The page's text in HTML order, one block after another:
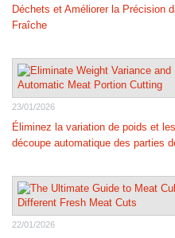
Déchets et Améliorer la Précision
Fraîche
23/01/2026
Éliminez la variation de poids et
découpe automatique des parties
22/01/2026